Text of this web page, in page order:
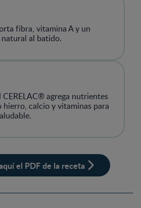
fibra, vitamina A y un
al batido.
agrega nutrientes
hierro, calcio y vitaminas para
el PDF de la receta